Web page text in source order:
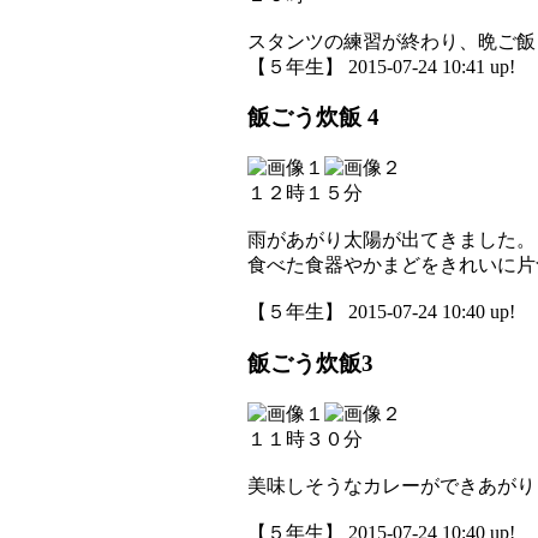
スタンツの練習が終わり、晩ご
【５年生】 2015-07-24 10:41 up!
飯ごう炊飯 4
１２時１５分
雨があがり太陽が出てきました。
食べた食器やかまどをきれいに
【５年生】 2015-07-24 10:40 up!
飯ごう炊飯3
１１時３０分
美味しそうなカレーができあが
【５年生】 2015-07-24 10:40 up!